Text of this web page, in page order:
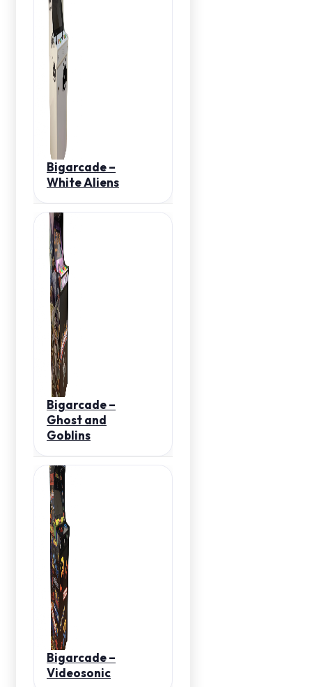
Bigarcade –
White Aliens
Bigarcade –
Ghost and
Goblins
Bigarcade –
Videosonic